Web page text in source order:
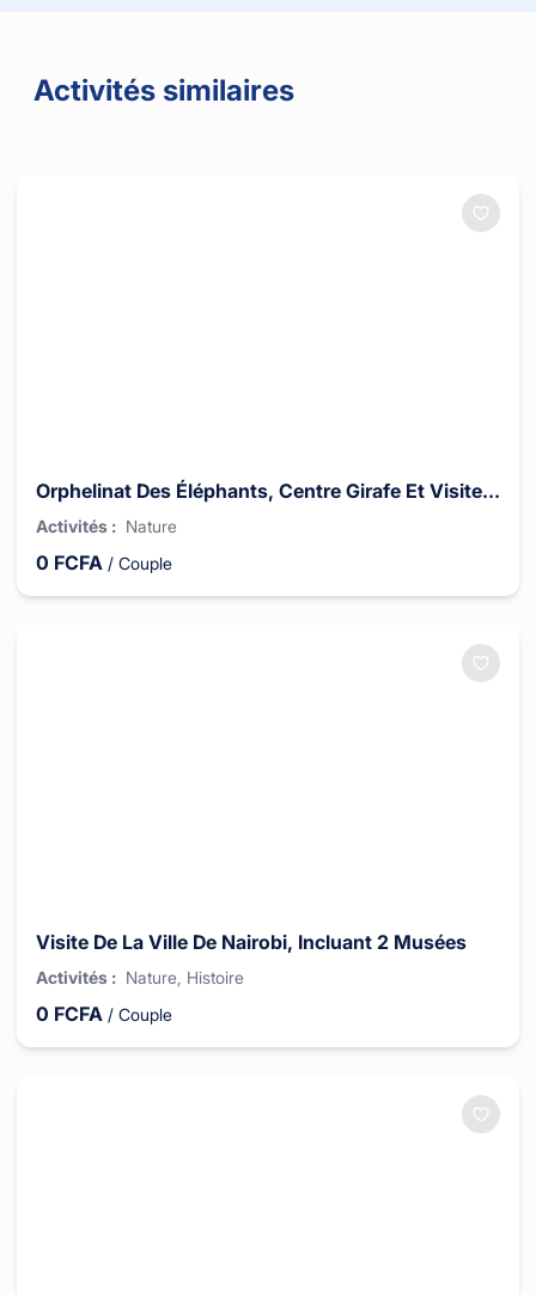
Activités similaires
Orphelinat Des Éléphants, Centre Girafe Et Visite Culturelle Des Bomas Du Kenya
Activités : Nature
0 FCFA / Couple
Visite De La Ville De Nairobi, Incluant 2 Musées
Activités : Nature , Histoire
0 FCFA / Couple